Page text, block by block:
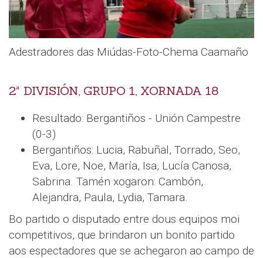
Adestradores das Miúdas-Foto-Chema Caamaño
2ª DIVISIÓN, GRUPO 1, XORNADA 18
Resultado: Bergantiños - Unión Campestre
(0-3)
Bergantiños: Lucia, Rabuñal, Torrado, Seo,
Eva, Lore, Noe, María, Isa, Lucía Canosa,
Sabrina. Tamén xogaron: Cambón,
Alejandra, Paula, Lydia, Tamara.
Bo partido o disputado entre dous equipos moi
competitivos, que brindaron un bonito partido
aos espectadores que se achegaron ao campo de